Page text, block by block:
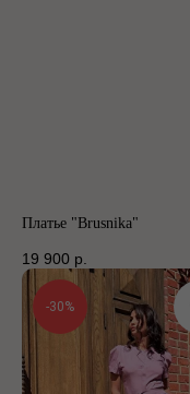
Платье "Brusnika"
19 900 р.
-30%